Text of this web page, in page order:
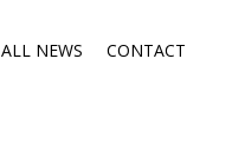
ALL NEWS CONTACT